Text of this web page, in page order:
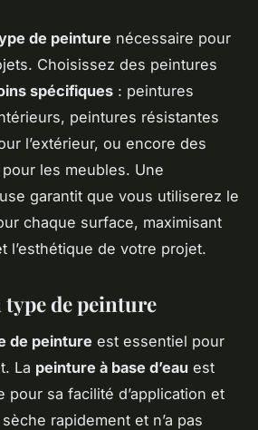
de peinture nécessaire pour
Choisissez des peintures
spécifiques : peintures
peintures résistantes
l’extérieur, ou encore des
les meubles. Une
garantit que vous utiliserez le
chaque surface, maximisant
l’esthétique de votre projet.
de peinture
de peinture est essentiel pour
La peinture à base d’eau est
pour sa facilité d’application et
rapidement et n’a pas